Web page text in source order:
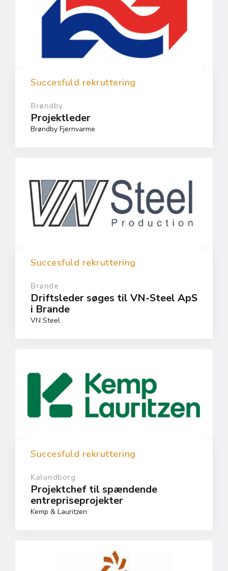
Succesfuld rekruttering
Projektleder
Brøndby Fjernvarme
Brøndby
Succesfuld rekruttering
Driftsleder søges til VN-Steel ApS
i Brande
VN Steel
Brande
Succesfuld rekruttering
Projektchef til spændende
entrepriseprojekter
Kemp & Lauritzen
Kalundborg